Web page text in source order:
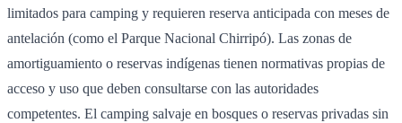
limitados para camping y requieren reserva anticipada con meses de
antelación (como el Parque Nacional Chirripó). Las zonas de
amortiguamiento o reservas indígenas tienen normativas propias de
acceso y uso que deben consultarse con las autoridades
competentes. El camping salvaje en bosques o reservas privadas sin